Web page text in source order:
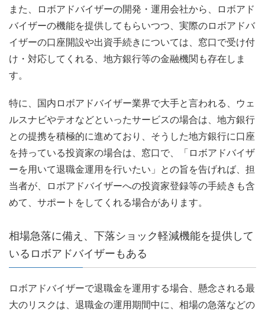
また、ロボアドバイザーの開発・運用会社から、ロボアド
バイザーの機能を提供してもらいつつ、実際のロボアドバ
イザーの口座開設や出資手続きについては、窓口で受け付
け・対応してくれる、地方銀行等の金融機関も存在しま
す。
特に、国内ロボアドバイザー業界で大手と言われる、ウェ
ルスナビやテオなどといったサービスの場合は、地方銀行
との提携を積極的に進めており、そうした地方銀行に口座
を持っている投資家の場合は、窓口で、「ロボアドバイザ
ーを用いて退職金運用を行いたい」との旨を告げれば、担
当者が、ロボアドバイザーへの投資家登録等の手続きも含
めて、サポートをしてくれる場合があります。
相場急落に備え、下落ショック軽減機能を提供して
いるロボアドバイザーもある
ロボアドバイザーで退職金を運用する場合、懸念される最
大のリスクは、退職金の運用期間中に、相場の急落などの